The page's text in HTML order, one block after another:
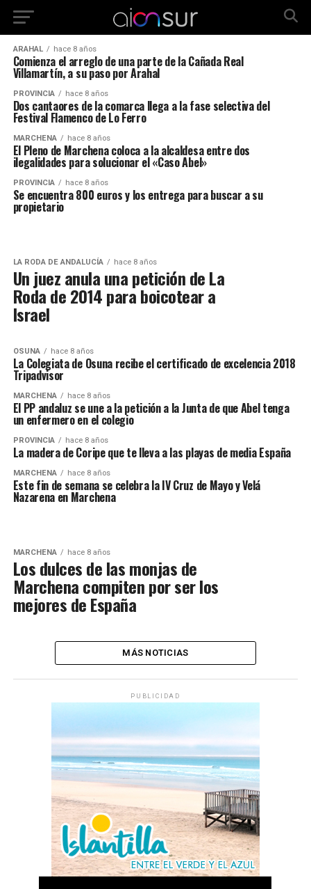
ARAHAL hace 8 años
Comienza el arreglo de una parte de la Cañada Real
Villamartín, a su paso por Arahal
PROVINCIA hace 8 años
Dos cantaores de la comarca llega a la fase selectiva del
Festival Flamenco de Lo Ferro
MARCHENA hace 8 años
El Pleno de Marchena coloca a la alcaldesa entre dos
ilegalidades para solucionar el «Caso Abel»
PROVINCIA hace 8 años
Se encuentra 800 euros y los entrega para buscar a su
propietario
LA RODA DE ANDALUCÍA hace 8 años
Un juez anula una petición de La
Roda de 2014 para boicotear a
Israel
OSUNA hace 8 años
La Colegiata de Osuna recibe el certificado de excelencia 2018
Tripadvisor
MARCHENA hace 8 años
El PP andaluz se une a la petición a la Junta de que Abel tenga
un enfermero en el colegio
PROVINCIA hace 8 años
La madera de Coripe que te lleva a las playas de media España
MARCHENA hace 8 años
Este fin de semana se celebra la IV Cruz de Mayo y Velá
Nazarena en Marchena
MARCHENA hace 8 años
Los dulces de las monjas de
Marchena compiten por ser los
mejores de España
MÁS NOTICIAS
PUBLICIDAD